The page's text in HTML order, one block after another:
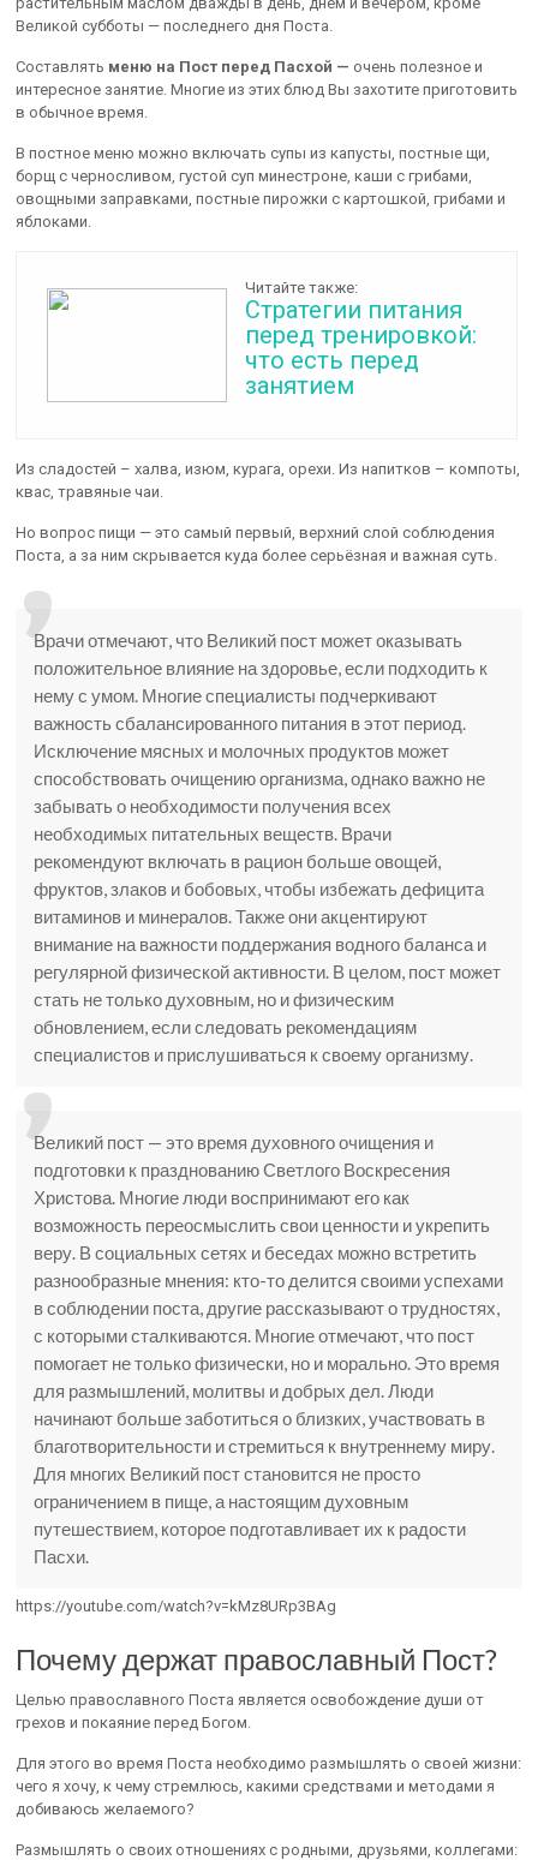
Великой субботы — последнего дня Поста.
Составлять меню на Пост перед Пасхой — очень полезное и
интересное занятие. Многие из этих блюд Вы захотите приготовить
в обычное время.
В постное меню можно включать супы из капусты, постные щи,
борщ с черносливом, густой суп минестроне, каши с грибами,
овощными заправками, постные пирожки с картошкой, грибами и
яблоками.
Читайте также:
Стратегии питания
перед тренировкой:
что есть перед
занятием
Из сладостей – халва, изюм, курага, орехи. Из напитков – компоты,
квас, травяные чаи.
Но вопрос пищи — это самый первый, верхний слой соблюдения
Поста, а за ним скрывается куда более серьёзная и важная суть.
Врачи отмечают, что Великий пост может оказывать
положительное влияние на здоровье, если подходить к
нему с умом. Многие специалисты подчеркивают
важность сбалансированного питания в этот период.
Исключение мясных и молочных продуктов может
способствовать очищению организма, однако важно не
забывать о необходимости получения всех
необходимых питательных веществ. Врачи
рекомендуют включать в рацион больше овощей,
фруктов, злаков и бобовых, чтобы избежать дефицита
витаминов и минералов. Также они акцентируют
внимание на важности поддержания водного баланса и
регулярной физической активности. В целом, пост может
стать не только духовным, но и физическим
обновлением, если следовать рекомендациям
специалистов и прислушиваться к своему организму.
Великий пост — это время духовного очищения и
подготовки к празднованию Светлого Воскресения
Христова. Многие люди воспринимают его как
возможность переосмыслить свои ценности и укрепить
веру. В социальных сетях и беседах можно встретить
разнообразные мнения: кто-то делится своими успехами
в соблюдении поста, другие рассказывают о трудностях,
с которыми сталкиваются. Многие отмечают, что пост
помогает не только физически, но и морально. Это время
для размышлений, молитвы и добрых дел. Люди
начинают больше заботиться о близких, участвовать в
благотворительности и стремиться к внутреннему миру.
Для многих Великий пост становится не просто
ограничением в пище, а настоящим духовным
путешествием, которое подготавливает их к радости
Пасхи.
https://youtube.com/watch?v=kMz8URp3BAg
Почему держат православный Пост?
Целью православного Поста является освобождение души от
грехов и покаяние перед Богом.
Для этого во время Поста необходимо размышлять о своей жизни:
чего я хочу, к чему стремлюсь, какими средствами и методами я
добиваюсь желаемого?
Размышлять о своих отношениях с родными, друзьями, коллегами: